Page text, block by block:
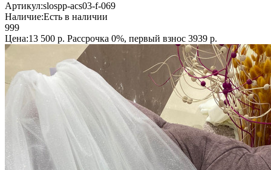
Артикул:slospp-acs03-f-069
Наличие:Есть в наличии
999
Цена:13 500 р. Рассрочка 0%, первый взнос 3939 р.